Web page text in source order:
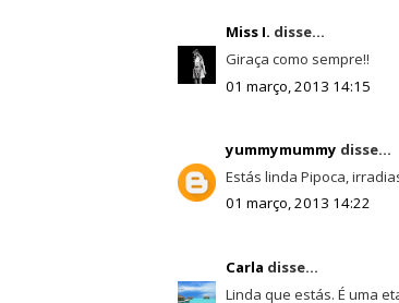
Miss I. disse...
Giraça como sempre!!
01 março, 2013 14:15
yummymummy disse...
Estás linda Pipoca,
01 março, 2013 14:22
Carla disse...
Linda que estás. É uma